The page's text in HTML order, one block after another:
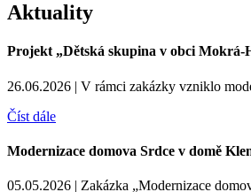
Aktuality
Projekt „Dětská skupina v obci Mokrá-
26.06.2026 | V rámci zakázky vzniklo
Číst dále
Modernizace domova Srdce v domě
05.05.2026 | Zakázka „Modernizace